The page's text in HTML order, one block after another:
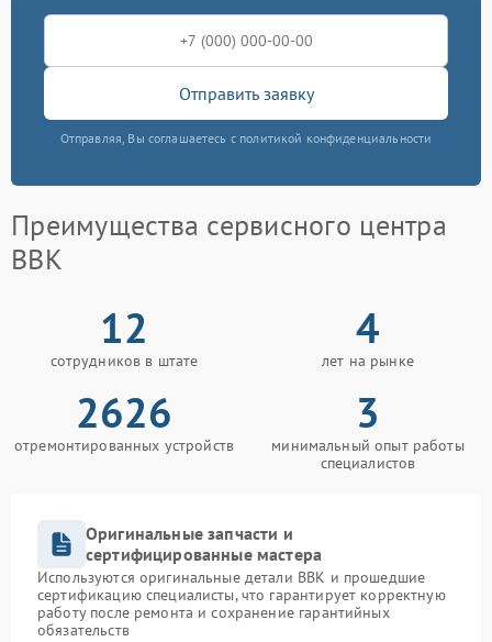
Отправить заявку
Отправляя, Вы соглашаетесь с политикой конфиденциальности
Преимущества сервисного центра
BBK
12
сотрудников в штате
4
лет на рынке
2626
отремонтированных устройств
3
минимальный опыт работы
специалистов
Оригинальные запчасти и
сертифицированные мастера
Используются оригинальные детали BBK и прошедшие
сертификацию специалисты, что гарантирует корректную
работу после ремонта и сохранение гарантийных
обязательств